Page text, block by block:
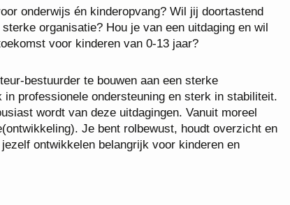
onderwijs én kinderopvang? Wil jij doortastend
organisatie? Hou je van een uitdaging en wil
voor kinderen van 0-13 jaar?
bestuurder te bouwen aan een sterke
professionele ondersteuning en sterk in stabiliteit.
wordt van deze uitdagingen. Vanuit moreel
Je bent rolbewust, houdt overzicht en
ontwikkelen belangrijk voor kinderen en